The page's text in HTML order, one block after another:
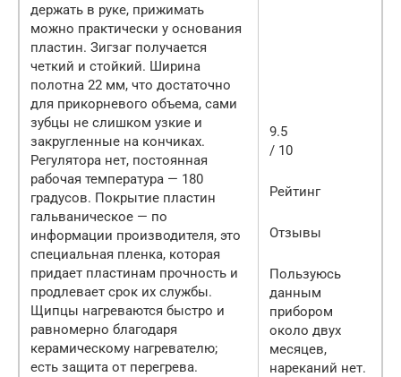
держать в руке, прижимать
можно практически у основания
пластин. Зигзаг получается
четкий и стойкий. Ширина
полотна 22 мм, что достаточно
для прикорневого объема, сами
зубцы не слишком узкие и
закругленные на кончиках.
Регулятора нет, постоянная
рабочая температура — 180
градусов. Покрытие пластин
гальваническое — по
информации производителя, это
специальная пленка, которая
придает пластинам прочность и
продлевает срок их службы.
Щипцы нагреваются быстро и
равномерно благодаря
керамическому нагревателю;
есть защита от перегрева.
9.5
/ 10
Рейтинг
Отзывы
Пользуюсь
данным
прибором
около двух
месяцев,
нареканий нет.